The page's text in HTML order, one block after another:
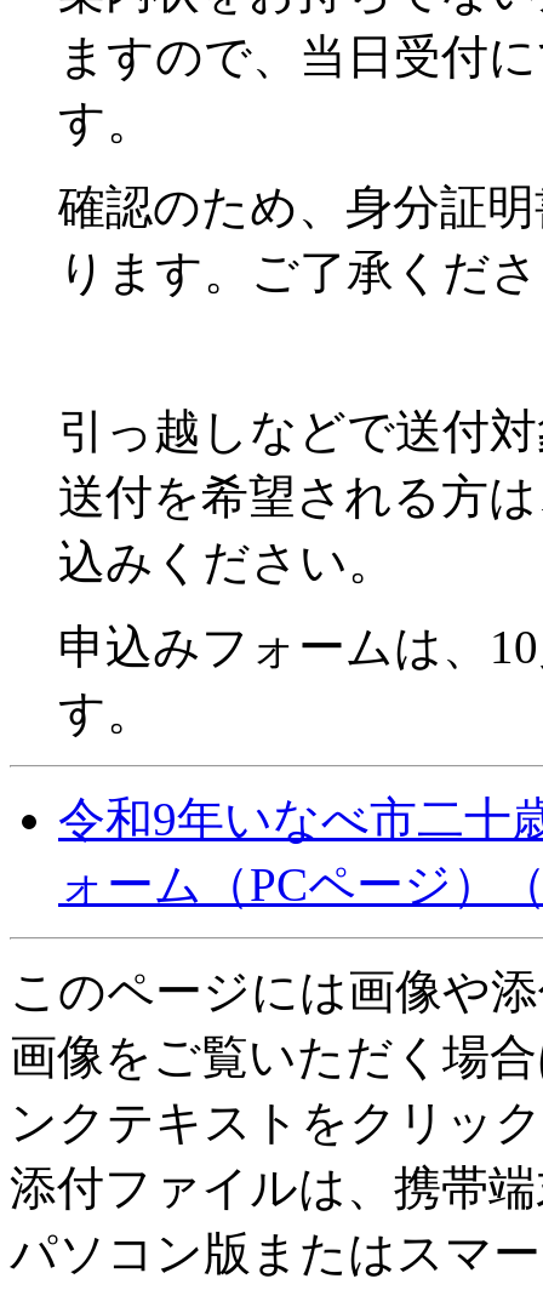
ますので、当日受付
す。
確認のため、身分証
ります。ご了承くだ
引っ越しなどで送付
送付を希望される方
込みください。
申込みフォームは、
す。
令和9年いなべ市二十
ォーム（PCページ）
このページには画像や
画像をご覧いただく場
ンクテキストをクリッ
添付ファイルは、携帯
パソコン版またはスマ